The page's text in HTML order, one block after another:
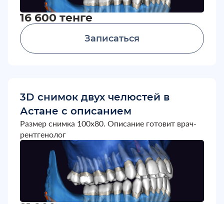
16 600 тенге
Записаться
3D снимок двух челюстей в
Астане с описанием
Размер снимка 100х80. Описание готовит врач-
рентгенолог